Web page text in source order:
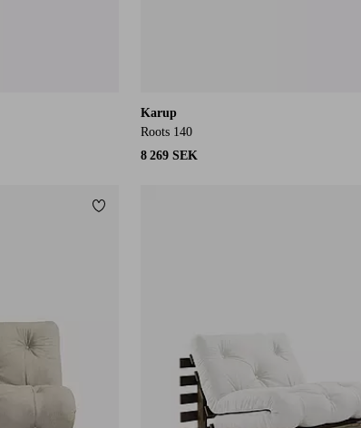
Karup
Roots 140
8 269 SEK
Lägg till i favoriter